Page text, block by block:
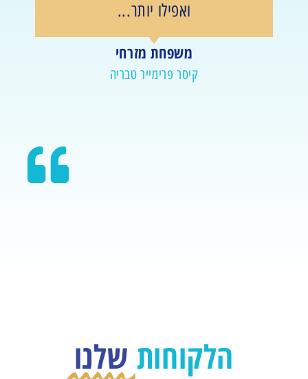
ואפילו יותר...
משפחת מזרחי
קיסר פרימייר טבריה
הלקוחות שלנו